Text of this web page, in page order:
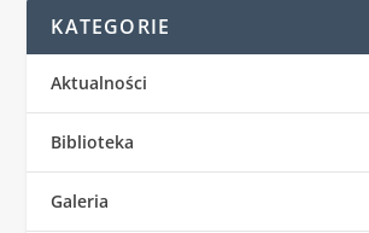
KATEGORIE
Aktualności
Biblioteka
Galeria